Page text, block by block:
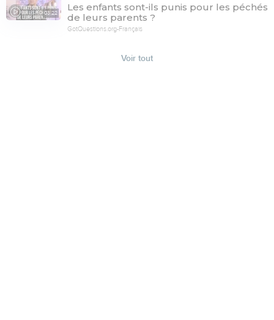
03:22
Les enfants sont-ils punis pour les péchés
de leurs parents ?
GotQuestions.org-Français
Voir tout